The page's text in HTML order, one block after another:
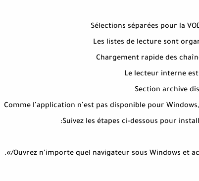
Sélections séparées pour la
Les listes de lecture sont
Chargement rapide des
Le lecteur interne
Section archive
Comme l’application n’est pas disponible pour
Suivez les étapes ci-dessous pour
/».